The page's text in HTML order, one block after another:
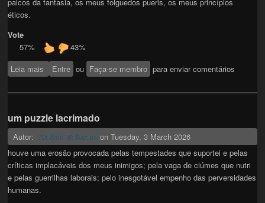
éticos.
Vote
57%
43%
Leia mais sobre um puzzle lacrimado
Entre ou Faça-se membro para enviar comentários
um puzzle lacrimado
Autor: António Tê Santos onTuesday, 3 March 2026
houve uma erosão provocada pelas tempestades que suportei e pelas
críticas implacáveis dos meus inimigos; pela vaga de ciúmes que nutri
e pelas guerrilhas laborais; pelo inesgotável empenho das perversidades
humanas.